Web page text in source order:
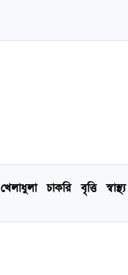
খেলাধুলা চাকরি বৃত্তি স্বাস্থ্য